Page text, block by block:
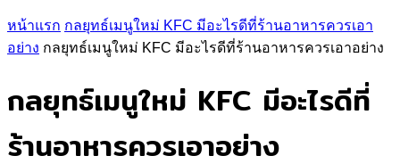
หน้าแรก กลยุทธ์เมนูใหม่ KFC มีอะไรดีที่ร้านอาหารควรเอา
อย่าง กลยุทธ์เมนูใหม่ KFC มีอะไรดีที่ร้านอาหารควรเอาอย่าง
กลยุทธ์เมนูใหม่ KFC มีอะไรดีที่
ร้านอาหารควรเอาอย่าง